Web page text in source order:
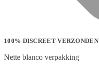
100% DISCREET VERZONDEN
Nette blanco verpakking